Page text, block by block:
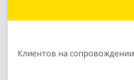
Клиентов на сопровождении